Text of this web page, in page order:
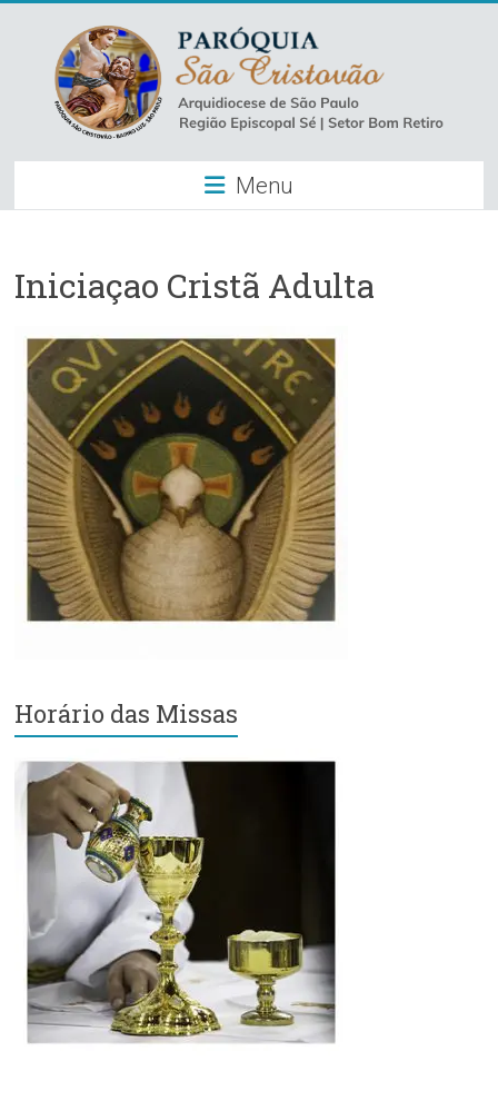
content
Paróquia
São
–
Luz
Arquidiocese
de
São
Paulo
Região
Episcopal
Sé
Menu
Iniciaçao Cristã Adulta
Horário das Missas